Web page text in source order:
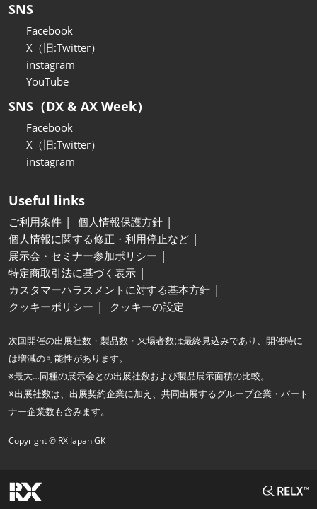
SNS
Facebook
X（旧:Twitter）
instagram
YouTube
SNS（DX & AX Week）
Facebook
X（旧:Twitter）
instagram
Useful links
ご利用条件
個人情報保護方針
個人情報に関する修正・利用停止など
展示会・セミナー参加ポリシー
特定商取引法に基づく表示
カスタマーハラスメントに対する基本方針
クッキーポリシー
クッキーの設定
次回開催の出展社数・製品数・来場者数は最終見込みであり、開催時に
は増減の可能性があります。
※最大…同種の展示会との出展社数および製品展示面積の比較。
※出展社数は、出展契約企業に加え、共同出展するグループ企業・パート
ナー企業数も含みます。
Copyright © RX Japan GK